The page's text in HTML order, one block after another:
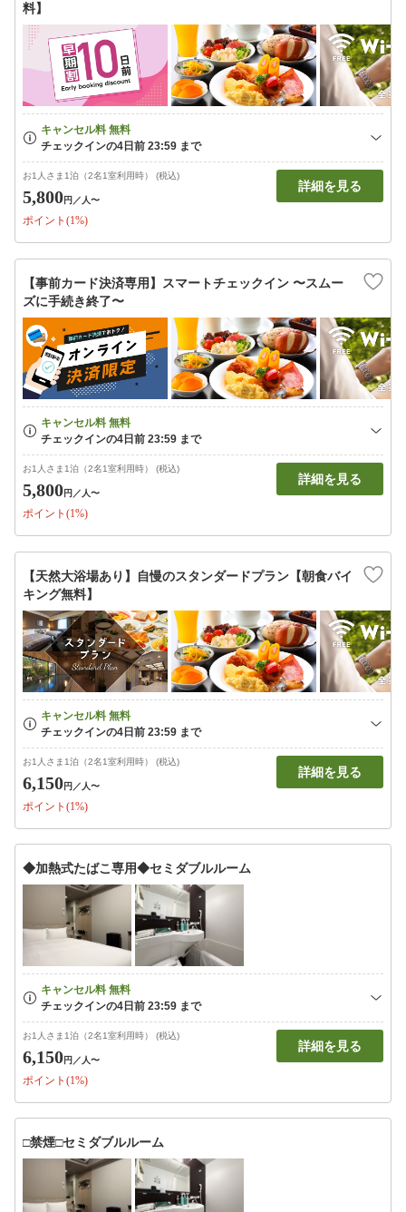
料】
お1人さま1泊（2名1室利用時） (税込)
5,800円 ／人〜
ポイント(1%)
詳細を見る
【事前カード決済専用】スマートチェックイン 〜スムー
ズに手続き終了〜
お1人さま1泊（2名1室利用時） (税込)
5,800円 ／人〜
ポイント(1%)
詳細を見る
【天然大浴場あり】自慢のスタンダードプラン【朝食バイ
キング無料】
お1人さま1泊（2名1室利用時） (税込)
6,150円 ／人〜
ポイント(1%)
詳細を見る
◆加熱式たばこ専用◆セミダブルルーム
お1人さま1泊（2名1室利用時） (税込)
6,150円 ／人〜
ポイント(1%)
詳細を見る
□禁煙□セミダブルルーム